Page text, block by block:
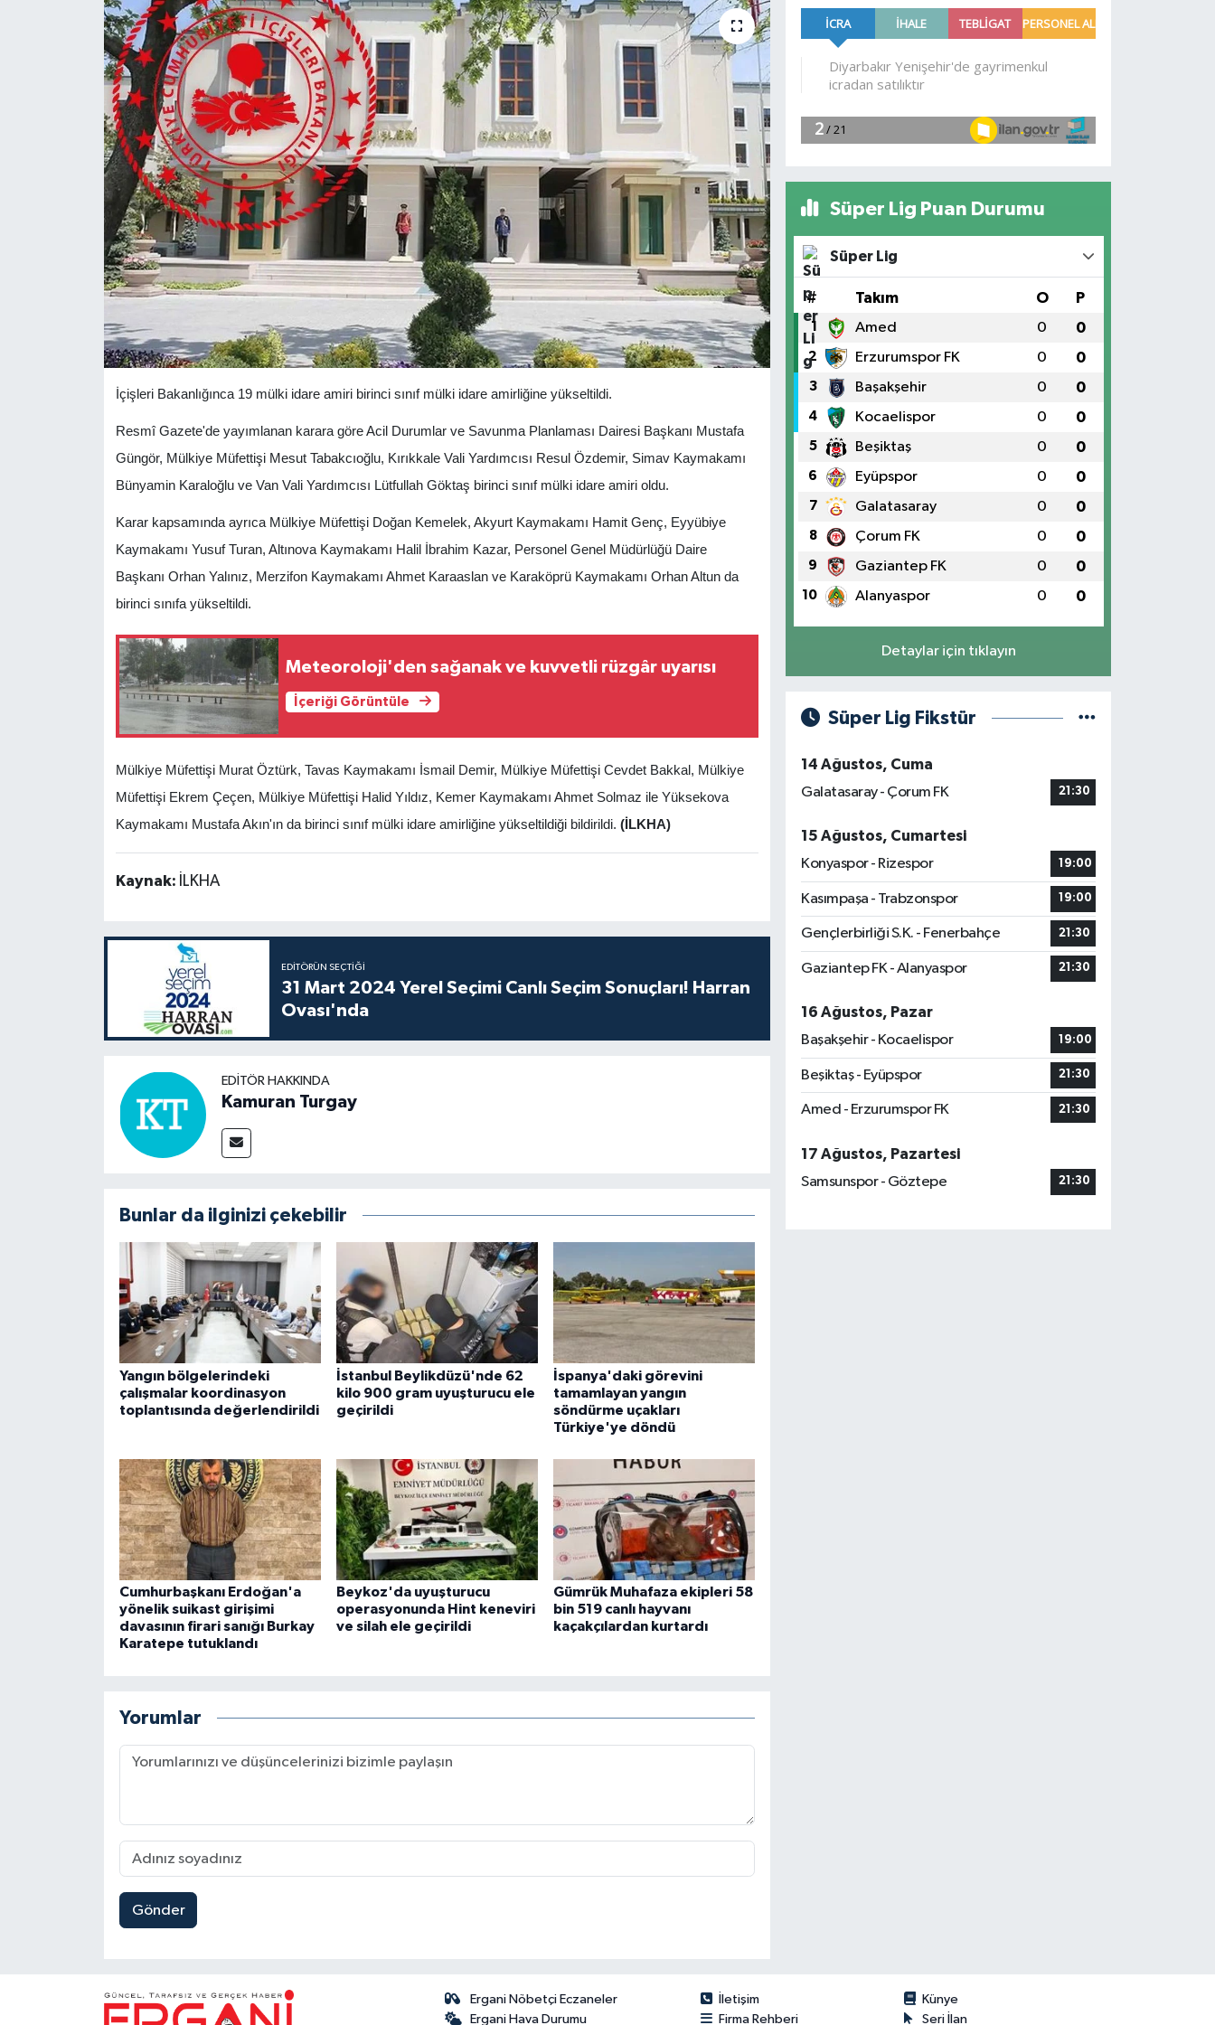
İçişleri Bakanlığınca 19 mülki idare amiri birinci sınıf mülki idare amirliğine yükseltildi.
Resmî Gazete'de yayımlanan karara göre Acil Durumlar ve Savunma Planlaması Dairesi Başkanı Mustafa
Güngör, Mülkiye Müfettişi Mesut Tabakcıoğlu, Kırıkkale Vali Yardımcısı Resul Özdemir, Simav Kaymakamı
Bünyamin Karaloğlu ve Van Vali Yardımcısı Lütfullah Göktaş birinci sınıf mülki idare amiri oldu.
Karar kapsamında ayrıca Mülkiye Müfettişi Doğan Kemelek, Akyurt Kaymakamı Hamit Genç, Eyyübiye
Kaymakamı Yusuf Turan, Altınova Kaymakamı Halil İbrahim Kazar, Personel Genel Müdürlüğü Daire
Başkanı Orhan Yalınız, Merzifon Kaymakamı Ahmet Karaaslan ve Karaköprü Kaymakamı Orhan Altun da
birinci sınıfa yükseltildi.
Meteoroloji'den sağanak ve kuvvetli rüzgâr uyarısı
İçeriği Görüntüle
Mülkiye Müfettişi Murat Öztürk, Tavas Kaymakamı İsmail Demir, Mülkiye Müfettişi Cevdet Bakkal, Mülkiye
Müfettişi Ekrem Çeçen, Mülkiye Müfettişi Halid Yıldız, Kemer Kaymakamı Ahmet Solmaz ile Yüksekova
Kaymakamı Mustafa Akın'ın da birinci sınıf mülki idare amirliğine yükseltildiği bildirildi. (İLKHA)
Kaynak: İLKHA
EDITÖRÜN SEÇTIĞI
31 Mart 2024 Yerel Seçimi Canlı Seçim Sonuçları! Harran
Ovası'nda
EDITÖR HAKKINDA
Kamuran Turgay
Bunlar da ilginizi çekebilir
Yangın bölgelerindeki
çalışmalar koordinasyon
toplantısında değerlendirildi
İstanbul Beylikdüzü'nde 62
kilo 900 gram uyuşturucu ele
geçirildi
İspanya'daki görevini
tamamlayan yangın
söndürme uçakları
Türkiye'ye döndü
Cumhurbaşkanı Erdoğan'a
yönelik suikast girişimi
davasının firari sanığı Burkay
Karatepe tutuklandı
Beykoz'da uyuşturucu
operasyonunda Hint keneviri
ve silah ele geçirildi
Gümrük Muhafaza ekipleri 58
bin 519 canlı hayvanı
kaçakçılardan kurtardı
Yorumlar
Gönder
Süper Lig Puan Durumu
Süper Lig
# Takım O P
1 Amed 0 0
2 Erzurumspor FK 0 0
3 Başakşehir 0 0
4 Kocaelispor 0 0
5 Beşiktaş 0 0
6 Eyüpspor 0 0
7 Galatasaray 0 0
8 Çorum FK 0 0
9 Gaziantep FK 0 0
10 Alanyaspor 0 0
Detaylar için tıklayın
Süper Lig Fikstür
14 Ağustos, Cuma
Galatasaray - Çorum FK
21:30
15 Ağustos, Cumartesi
Konyaspor - Rizespor
19:00
Kasımpaşa - Trabzonspor 19:00
Gençlerbirliği S.K. - Fenerbahçe 21:30
Gaziantep FK - Alanyaspor 21:30
16 Ağustos, Pazar
Başakşehir - Kocaelispor
19:00
Beşiktaş - Eyüpspor 21:30
Amed - Erzurumspor FK 21:30
17 Ağustos, Pazartesi
Samsunspor - Göztepe
21:30
Ergani Nöbetçi Eczaneler
Ergani Hava Durumu
İletişim
Künye
Firma Rehberi
Seri İlan
Bi̇li̇m & Teknoloji̇